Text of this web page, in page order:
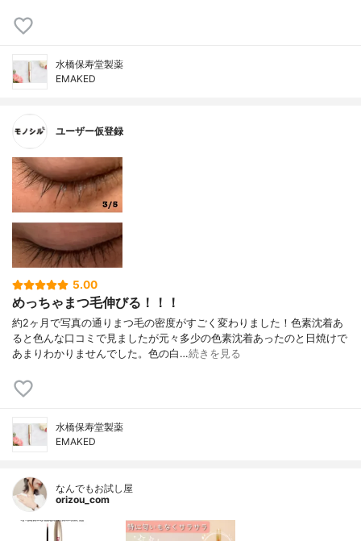
水橋保寿堂製薬
EMAKED
ユーザー仮登録
5.00
めっちゃまつ毛伸びる！！！
約2ヶ月で写真の通りまつ毛の密度がすごく変わりました！色素沈着あ
ると色んな口コミで見ましたが元々多少の色素沈着あったのと日焼けで
あまりわかりませんでした。色の白…続きを見る
水橋保寿堂製薬
EMAKED
なんでもお試し屋
orizou_com